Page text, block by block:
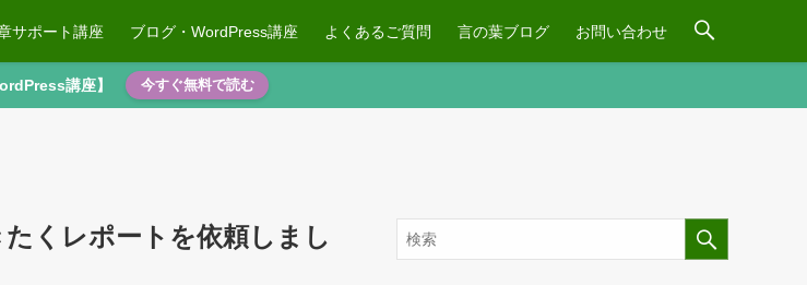
サポート講座 ブログ・WordPress講座 よくあるご質問 言の葉ブログ お問い合わせ
講座】 今すぐ無料で読む
くレポートを依頼しまし